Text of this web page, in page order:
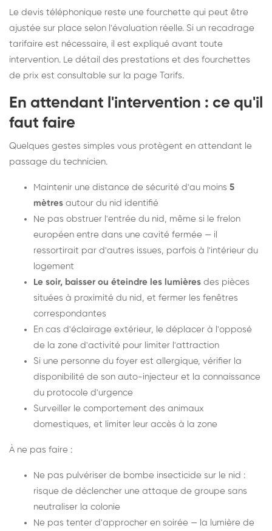
Le devis téléphonique reste une fourchette qui peut être
ajustée sur place selon l'évaluation réelle. Si un recadrage
tarifaire est nécessaire, il est expliqué avant toute
intervention. Le détail des prestations et des fourchettes
de prix est consultable sur la page Tarifs.
En attendant l'intervention : ce qu'il
faut faire
Quelques gestes simples vous protègent en attendant le
passage du technicien.
Maintenir une distance de sécurité d'au moins 5
mètres autour du nid identifié
Ne pas obstruer l'entrée du nid, même si le frelon
européen entre dans une cavité fermée — il
ressortirait par d'autres issues, parfois à l'intérieur du
logement
Le soir, baisser ou éteindre les lumières des pièces
situées à proximité du nid, et fermer les fenêtres
correspondantes
En cas d'éclairage extérieur, le déplacer à l'opposé
de la zone d'activité pour limiter l'attraction
Si une personne du foyer est allergique, vérifier la
disponibilité de son auto-injecteur et la connaissance
du protocole d'urgence
Surveiller le comportement des animaux
domestiques, et limiter leur accès à la zone
À ne pas faire :
Ne pas pulvériser de bombe insecticide sur le nid :
risque de déclencher une attaque de groupe sans
neutraliser la colonie
Ne pas tenter d'approcher en soirée — la lumière de